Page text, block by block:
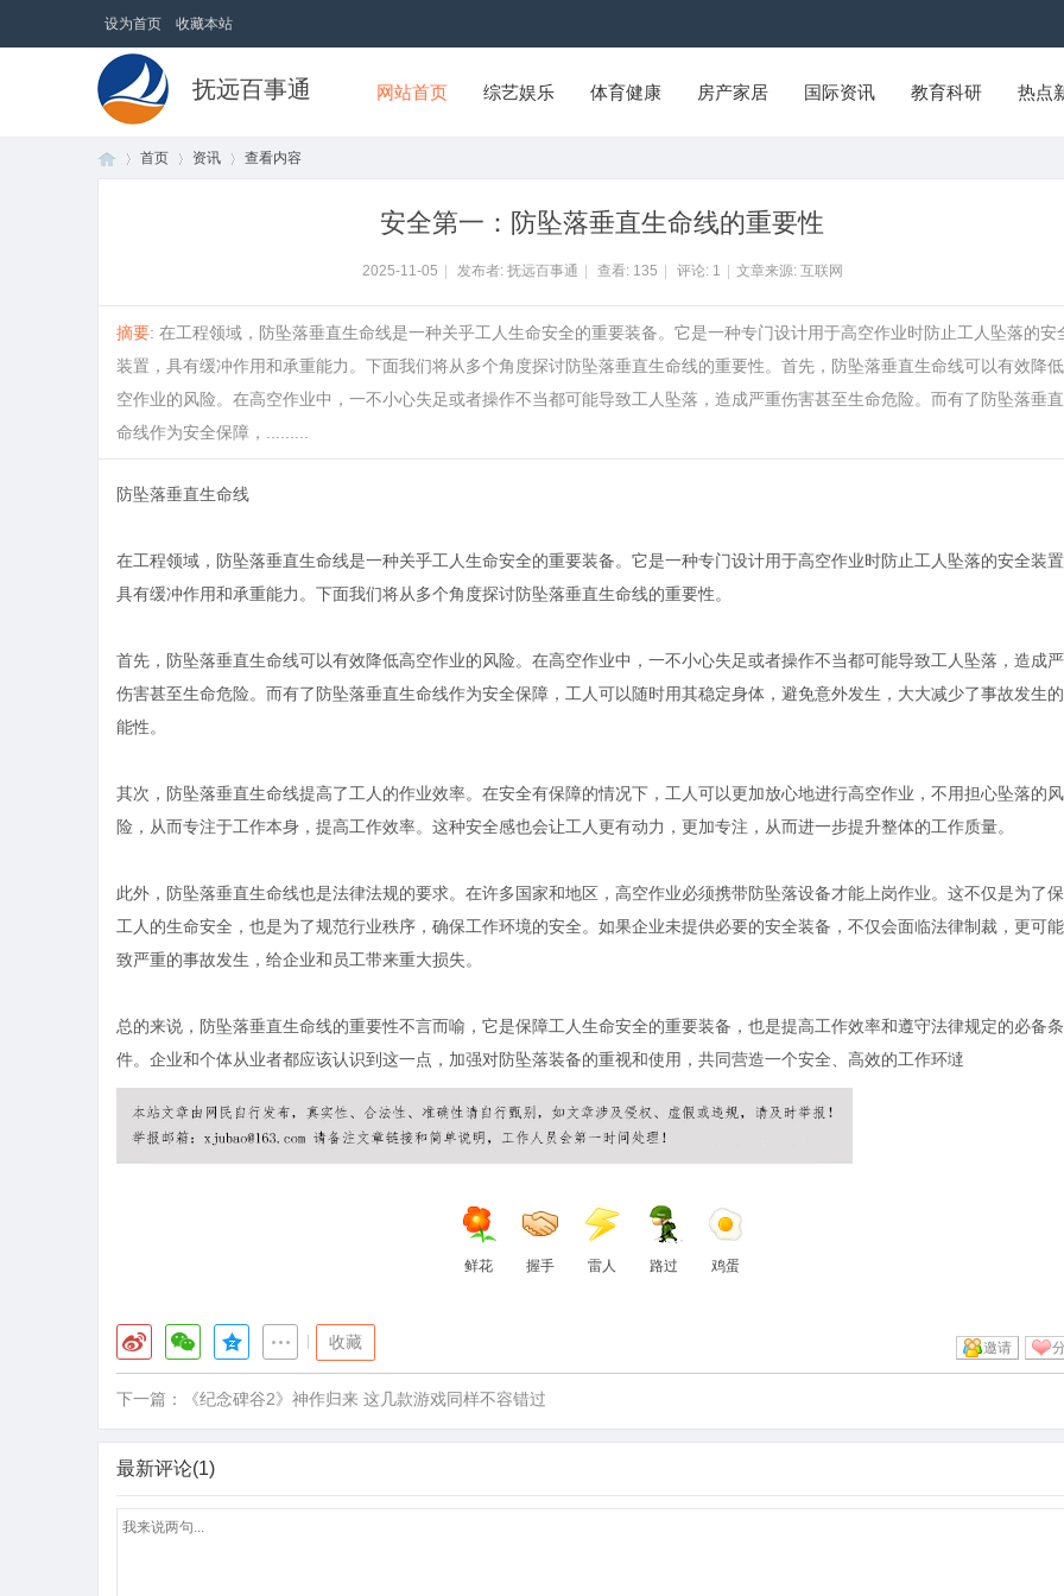
设为首页 收藏本站
抚远百事通 网站首页 综艺娱乐 体育健康 房产家居 国际资讯 教育科研 热点
首页 资讯 查看内容
安全第一：防坠落垂直生命线的重要性
2025-11-05 发布者: 抚远百事通 查看: 135 评论: 1 文章来源: 互联网
摘要: 在工程领域，防坠落垂直生命线是一种关乎工人生命安全的重要装备。它是一种专门设计用于高空作业时防止工人坠落的安
装置，具有缓冲作用和承重能力。下面我们将从多个角度探讨防坠落垂直生命线的重要性。首先，防坠落垂直生命线可以有效降
空作业的风险。在高空作业中，一不小心失足或者操作不当都可能导致工人坠落，造成严重伤害甚至生命危险。而有了防坠落垂
命线作为安全保障，.........
防坠落垂直生命线
在工程领域，防坠落垂直生命线是一种关乎工人生命安全的重要装备。它是一种专门设计用于高空作业时防止工人坠落的安全装
具有缓冲作用和承重能力。下面我们将从多个角度探讨防坠落垂直生命线的重要性。
首先，防坠落垂直生命线可以有效降低高空作业的风险。在高空作业中，一不小心失足或者操作不当都可能导致工人坠落，造成
伤害甚至生命危险。而有了防坠落垂直生命线作为安全保障，工人可以随时用其稳定身体，避免意外发生，大大减少了事故发生
能性。
其次，防坠落垂直生命线提高了工人的作业效率。在安全有保障的情况下，工人可以更加放心地进行高空作业，不用担心坠落的风
险，从而专注于工作本身，提高工作效率。这种安全感也会让工人更有动力，更加专注，从而进一步提升整体的工作质量。
此外，防坠落垂直生命线也是法律法规的要求。在许多国家和地区，高空作业必须携带防坠落设备才能上岗作业。这不仅是为了
工人的生命安全，也是为了规范行业秩序，确保工作环境的安全。如果企业未提供必要的安全装备，不仅会面临法律制裁，更可
致严重的事故发生，给企业和员工带来重大损失。
总的来说，防坠落垂直生命线的重要性不言而喻，它是保障工人生命安全的重要装备，也是提高工作效率和遵守法律规定的必备条
件。企业和个体从业者都应该认识到这一点，加强对防坠落装备的重视和使用，共同营造一个安全、高效的工作环墶
鲜花 握手 雷人 路过 鸡蛋
收藏 邀请
下一篇： 《纪念碑谷2》神作归来 这几款游戏同样不容错过
最新评论(1)